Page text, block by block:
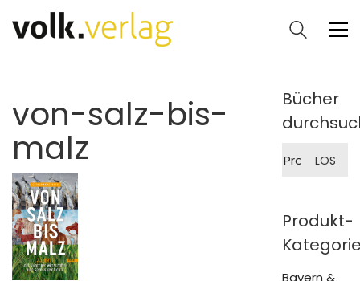
von-salz-bis-
malz
Bücher
nach:
LOS
Produkt-
Bayern &